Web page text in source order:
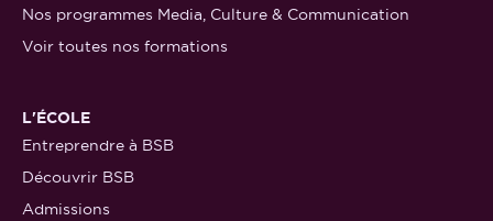
Nos programmes Media, Culture & Communication
Voir toutes nos formations
L'ÉCOLE
Entreprendre à BSB
Découvrir BSB
Admissions